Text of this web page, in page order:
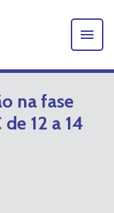
na fase
12 a 14